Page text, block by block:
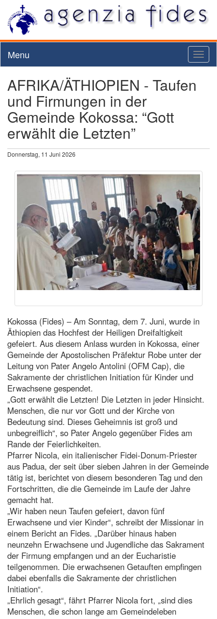
Menu
AFRIKA/ÄTHIOPIEN - Taufen
und Firmungen in der
Gemeinde Kokossa: “Gott
erwählt die Letzten”
Donnerstag, 11 Juni 2026
Kokossa (Fides) – Am Sonntag, dem 7. Juni, wurde in
Äthiopien das Hochfest der Heiligen Dreifaltigkeit
gefeiert. Aus diesem Anlass wurden in Kokossa, einer
Gemeinde der Apostolischen Präfektur Robe unter der
Leitung von Pater Angelo Antolini (OFM Cap), die
Sakramente der christlichen Initiation für Kinder und
Erwachsene gespendet.
„Gott erwählt die Letzten! Die Letzten in jeder Hinsicht.
Menschen, die nur vor Gott und der Kirche von
Bedeutung sind. Dieses Geheimnis ist groß und
unbegreiflich“, so Pater Angelo gegenüber Fides am
Rande der Feierlichkeiten.
Pfarrer Nicola, ein italienischer Fidei-Donum-Priester
aus Padua, der seit über sieben Jahren in der Gemeinde
tätig ist, berichtet von diesem besonderen Tag und den
Fortschritten, die die Gemeinde im Laufe der Jahre
gemacht hat.
„Wir haben neun Taufen gefeiert, davon fünf
Erwachsene und vier Kinder“, schreibt der Missionar in
einem Bericht an Fides. „Darüber hinaus haben
neunzehn Erwachsene und Jugendliche das Sakrament
der Firmung empfangen und an der Eucharistie
teilgenommen. Die erwachsenen Getauften empfingen
dabei ebenfalls die Sakramente der christlichen
Initiation“.
„Ehrlich gesagt“, fährt Pfarrer Nicola fort, „sind dies
Menschen, die schon lange am Gemeindeleben